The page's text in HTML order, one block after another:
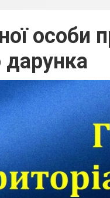
особи
дарунка